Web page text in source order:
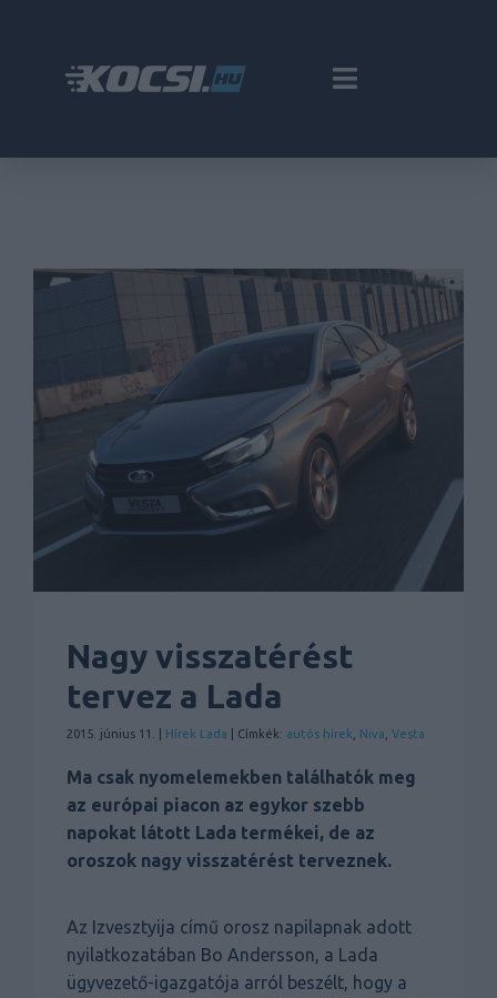
Nagy visszatérést
tervez a Lada
2015. június 11. | Hírek Lada | Címkék: autós hírek Niva Vesta
Ma csak nyomelemekben találhatók meg
az európai piacon az egykor szebb
napokat látott Lada termékei, de az
oroszok nagy visszatérést terveznek.
Az Izvesztyija című orosz napilapnak adott
nyilatkozatában Bo Andersson, a Lada
ügyvezető-igazgatója arról beszélt, hogy a